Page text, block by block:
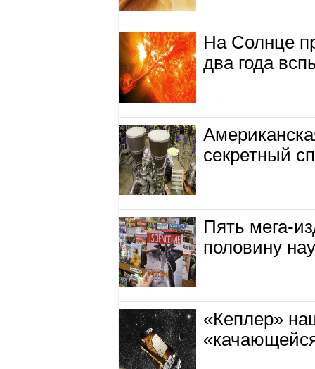
На Солнце
два года
секретный
Пять мега-
половину
«Кеплер»